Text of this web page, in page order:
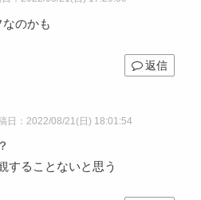
のかも
返信
日：2022/08/21(日) 18:01:54
することないと思う